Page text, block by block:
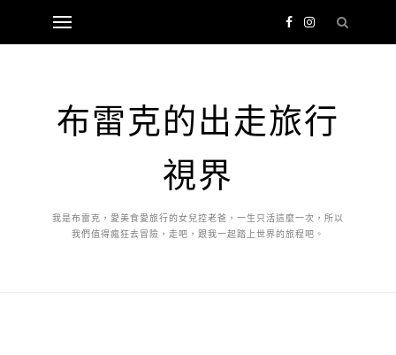
布雷克的出走旅行
視界
我是布雷克，愛美食愛旅行的女兒控老爸，一生只活這麼一次，所以
我們值得瘋狂去冒險，走吧，跟我一起踏上世界的旅程吧。